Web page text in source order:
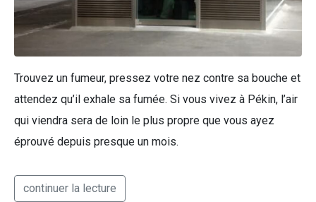
Trouvez un fumeur, pressez votre nez contre sa bouche et
attendez qu’il exhale sa fumée. Si vous vivez à Pékin, l’air
qui viendra sera de loin le plus propre que vous ayez
éprouvé depuis presque un mois.
continuer la lecture